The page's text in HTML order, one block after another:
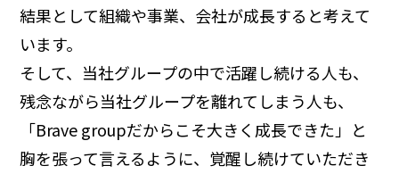
結果として組織や事業、会社が成長すると考えて
います。
そして、当社グループの中で活躍し続ける人も、
残念ながら当社グループを離れてしまう人も、
「Brave groupだからこそ大きく成長できた」と
胸を張って言えるように、覚醒し続けていただき